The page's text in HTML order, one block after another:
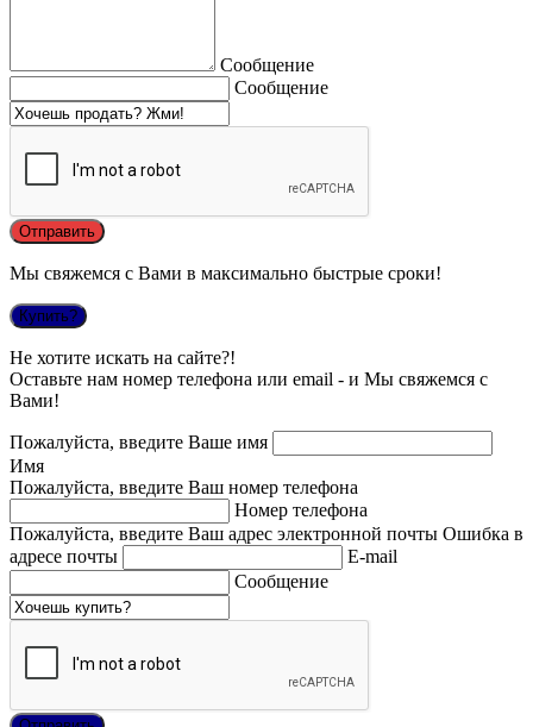
Сообщение
Сообщение
Мы свяжемся с Вами в максимально быстрые сроки!
Купить?
Не хотите искать на сайте?!
Оставьте нам номер телефона или email - и Мы свяжемся с
Вами!
Пожалуйста, введите Ваше имя
Имя
Пожалуйста, введите Ваш номер телефона
Номер телефона
Пожалуйста, введите Ваш адрес электронной почты Ошибка в
адресе почты
E-mail
Сообщение